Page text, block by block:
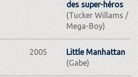
des super-héros
(Tucker Willams /
Mega-Boy)
2005
Little Manhattan
(Gabe)